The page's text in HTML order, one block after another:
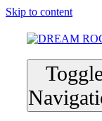
Skip to content